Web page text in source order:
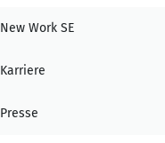
New Work SE
Karriere
Presse